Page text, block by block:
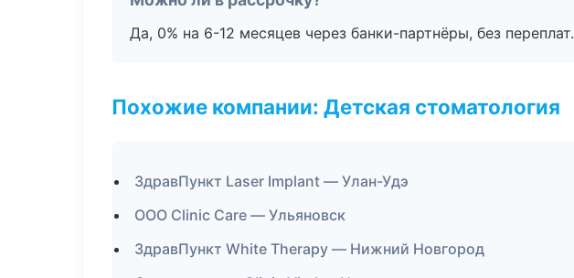
Да, 0% на 6-12 месяцев через банки-партнёры, без переплат.
Похожие компании: Детская стоматология
ЗдравПункт Laser Implant — Улан-Удэ
ООО Clinic Care — Ульяновск
ЗдравПункт White Therapy — Нижний Новгород